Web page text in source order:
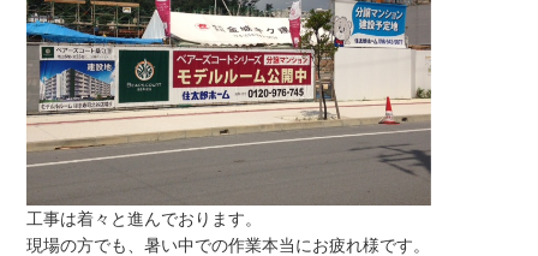
工事は着々と進んでおります。
現場の方でも、暑い中での作業本当にお疲れ様です。